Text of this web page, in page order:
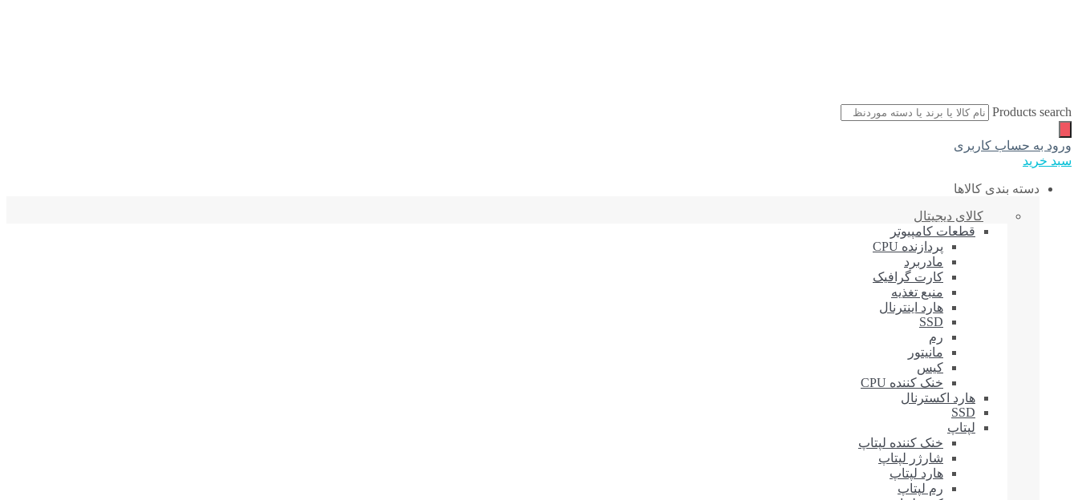
Products search
ورود به حساب کاربری
سبد خرید
دسته بندی کالاها
کالای دیجیتال
قطعات کامپیوتر
پردازنده CPU
مادربرد
کارت گرافیک
منبع تغذیه
هارد اینترنال
SSD
رم
مانیتور
کیس
خنک کننده CPU
هارد اکسترنال
SSD
لپتاپ
خنک کننده لپتاپ
شارژر لپتاپ
هارد لپتاپ
رم لپتاپ